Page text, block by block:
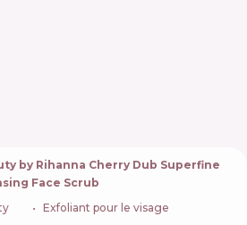
by Rihanna Cherry Dub Superfine
Face Scrub
Exfoliant pour le visage